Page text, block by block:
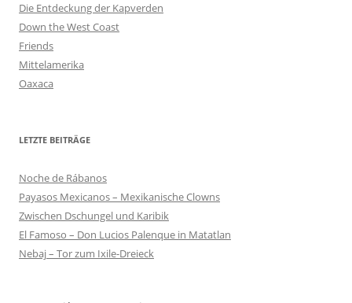
Die Entdeckung der Kapverden
Down the West Coast
Friends
Mittelamerika
Oaxaca
LETZTE BEITRÄGE
Noche de Rábanos
Payasos Mexicanos – Mexikanische Clowns
Zwischen Dschungel und Karibik
El Famoso – Don Lucios Palenque in Matatlan
Nebaj – Tor zum Ixile-Dreieck